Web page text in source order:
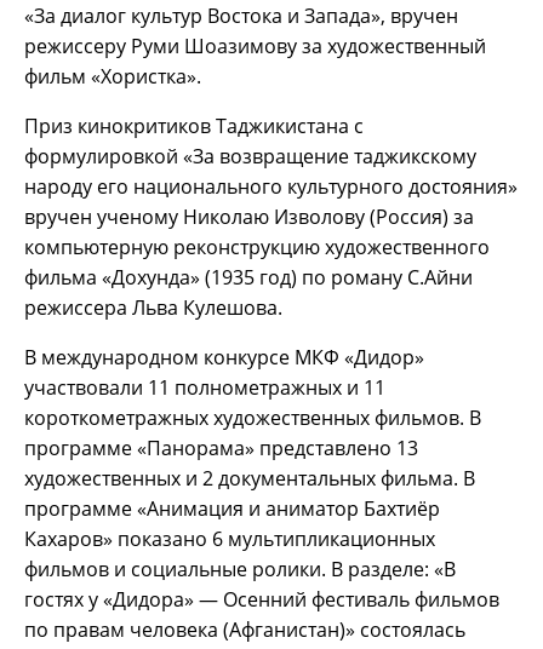
«За диалог культур Востока и Запада», вручен
режиссеру Руми Шоазимову за художественный
фильм «Хористка».
Приз кинокритиков Таджикистана с
формулировкой «За возвращение таджикскому
народу его национального культурного достояния»
вручен ученому Николаю Изволову (Россия) за
компьютерную реконструкцию художественного
фильма «Дохунда» (1935 год) по роману С.Айни
режиссера Льва Кулешова.
В международном конкурсе МКФ «Дидор»
участвовали 11 полнометражных и 11
короткометражных художественных фильмов. В
программе «Панорама» представлено 13
художественных и 2 документальных фильма. В
программе «Анимация и аниматор Бахтиёр
Кахаров» показано 6 мультипликационных
фильмов и социальные ролики. В разделе: «В
гостях у «Дидора» — Осенний фестиваль фильмов
по правам человека (Афганистан)» состоялась